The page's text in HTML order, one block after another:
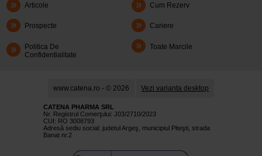
Articole Cum Rezerv
Prospecte Cariere
Politica De
Confidentialitate
Toate Marcile
www.catena.ro - © 2026 Vezi varianta desktop
CATENA PHARMA SRL
Nr. Registrul Comerţului: J03/2710/2023
CUI: RO 3008793
Adresă sediu social: judetul Argeş, municipiul Piteşti, strada
Banat nr.2